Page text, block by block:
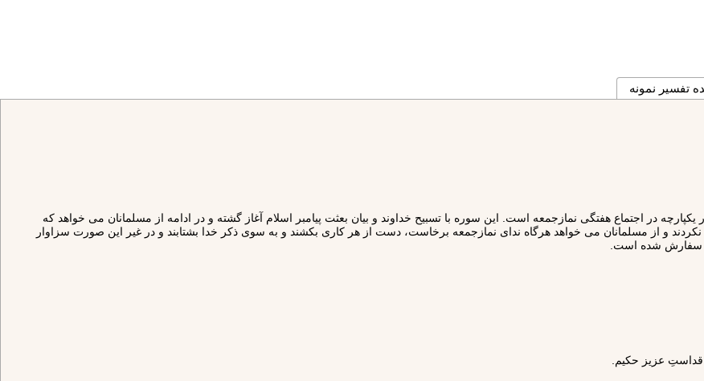
تفسیر نمونه
در اجتماع هفتگى نمازجمعه است. اين سوره با تسبيح خداوند و بيان بعثت پيامبر اسلام آغاز گشته و در ادامه از مسلمانان مى‏ خواهد كه
نكردند و از مسلمانان مى‏ خواهد هرگاه نداى نمازجمعه برخاست، دست از هر كارى بكشند و به سوى ذكر خدا بشتابند و در غير اين صورت سزاوار
سفارش شده است.
قداستِ عزيز حكيم.